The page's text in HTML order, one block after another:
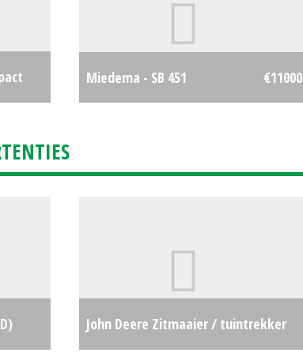
Miedema - SB 451 €11000
John Deere Zitmaaier / tuintrekker